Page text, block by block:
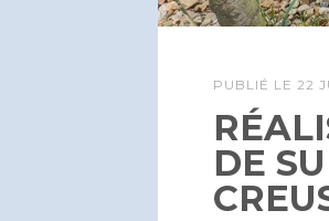
PUBLIÉ LE 22
DE